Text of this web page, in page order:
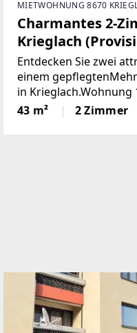
MIETWOHNUNG 8670
Charmantes 2-
Krieglach
Entdecken Sie zwei
einem
in
480 € BruttoFrisch und
Wohnung wurde
43 m² 2 Zimmer